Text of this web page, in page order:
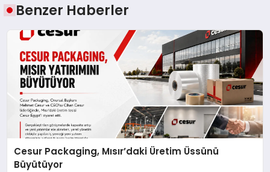
Benzer Haberler
Cesur Packaging, Mısır’daki Üretim Üssünü
Büyütüyor